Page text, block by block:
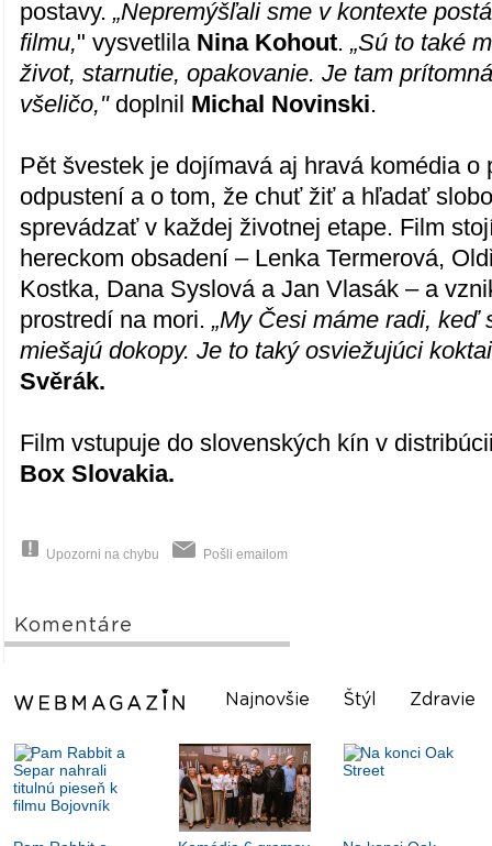
postavy. „Nepremýšľali sme v kontexte
filmu," vysvetlila Nina Kohout. „Sú to také
život, starnutie, opakovanie. Je tam
všeličo," doplnil Michal Novinski.
Pět švestek je dojímavá aj hravá komédia o
odpustení a o tom, že chuť žiť a hľadať
sprevádzať v každej životnej etape. Film
hereckom obsadení – Lenka Termerová,
Kostka, Dana Syslová a Jan Vlasák – a
prostredí na mori.„My Česi máme radi, keď
miešajú dokopy. Je to taký osviežujúci
Svěrák.
Film vstupuje do slovenských kín v
Box Slovakia.
Upozorni na chybu Pošli emailom
Komentáre
Najnovšie Štýl Zdravie